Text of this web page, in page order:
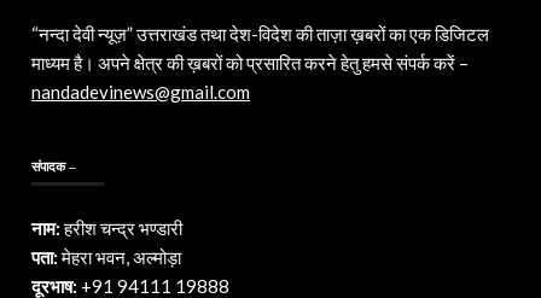
“नन्दा देवी न्यूज़” उत्तराखंड तथा देश-विदेश की ताज़ा ख़बरों का एक डिजिटल
माध्यम है। अपने क्षेत्र की ख़बरों को प्रसारित करने हेतु हमसे संपर्क करें –
nandadevinews@gmail.com
संपादक –
नाम:हरीश चन्द्र भण्डारी
पता:मेहरा भवन, अल्मोड़ा
दूरभाष: +91 94111 19888